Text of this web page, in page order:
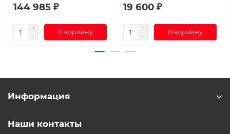
144 985 ₽
В корзину
19 600 ₽
В корзину
Информация
Наши контакты